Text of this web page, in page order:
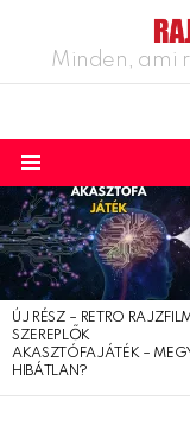
Minden, ami
LATEST
STORIES
ÚJ RÉSZ – RETRO
SZEREPLŐK
AKASZTÓFAJÁTÉK –
HIBÁTLAN?